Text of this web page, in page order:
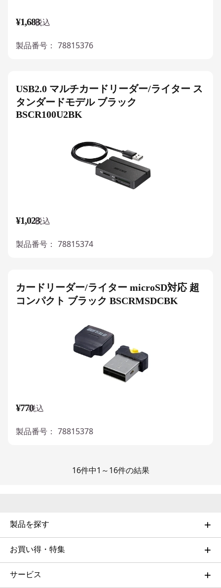
¥1,683税込
製品番号： 78815376
USB2.0 マルチカードリーダー/ライター ス
タンダードモデル ブラック
BSCR100U2BK
¥1,023税込
製品番号： 78815374
カードリーダー/ライター microSD対応 超
コンパクト ブラック BSCRMSDCBK
¥770税込
製品番号： 78815378
16件中1～16件の結果
製品を探す
お買い得・特集
サービス